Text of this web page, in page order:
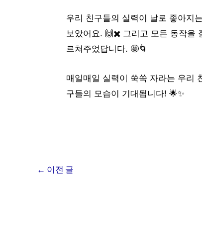
우리 친구들의 실력이 날로 좋아지
보았어요. 🙌✖️ 그리고 모든 동작을
르쳐주었답니다. 🤩🌀
매일매일 실력이 쑥쑥 자라는 우리
구들의 모습이 기대됩니다! 🌟✨
← 이전 글